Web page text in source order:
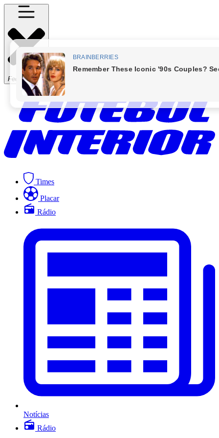
Fechar Menu
Times
Placar
Rádio
Notícias
Rádio